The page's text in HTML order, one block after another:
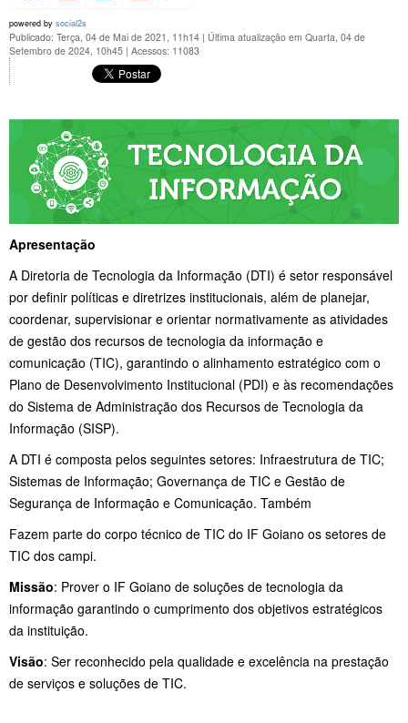
powered by social2s
Publicado: Terça, 04 de Mai de 2021, 11h14 | Última atualização em Quarta, 04 de
Setembro de 2024, 10h45 | Acessos: 11083
Apresentação
A Diretoria de Tecnologia da Informação (DTI) é setor responsável
por definir políticas e diretrizes institucionais, além de planejar,
coordenar, supervisionar e orientar normativamente as atividades
de gestão dos recursos de tecnologia da informação e
comunicação (TIC), garantindo o alinhamento estratégico com o
Plano de Desenvolvimento Institucional (PDI) e às recomendações
do Sistema de Administração dos Recursos de Tecnologia da
Informação (SISP).
A DTI é composta pelos seguintes setores: Infraestrutura de TIC;
Sistemas de Informação; Governança de TIC e Gestão de
Segurança de Informação e Comunicação. Também
Fazem parte do corpo técnico de TIC do IF Goiano os setores de
TIC dos campi.
Missão: Prover o IF Goiano de soluções de tecnologia da
informação garantindo o cumprimento dos objetivos estratégicos
da instituição.
Visão: Ser reconhecido pela qualidade e excelência na prestação
de serviços e soluções de TIC.